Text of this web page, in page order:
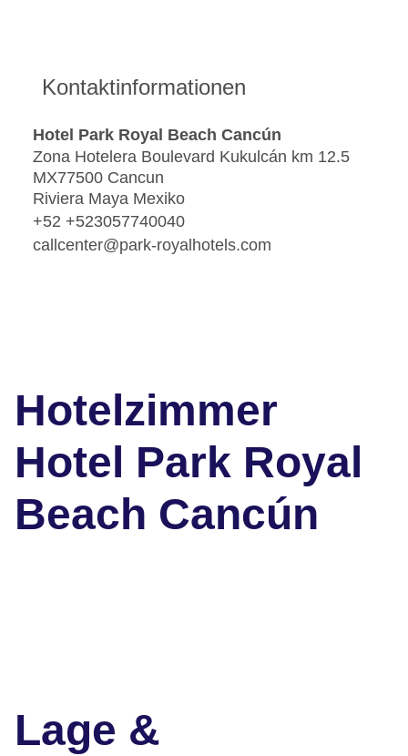
Kontaktinformationen
Hotel Park Royal Beach Cancún
Zona Hotelera Boulevard Kukulcán km 12.5
MX77500 Cancun
Riviera Maya Mexiko
+52 +523057740040
callcenter@park-royalhotels.com
Hotelzimmer
Hotel Park Royal
Beach Cancún
Lage &